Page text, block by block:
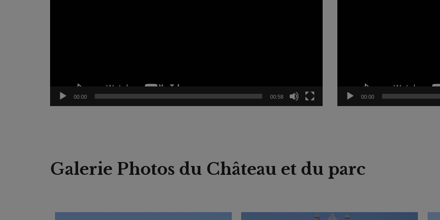
00:00 00:58 00:00
Galerie Photos du Château et du parc